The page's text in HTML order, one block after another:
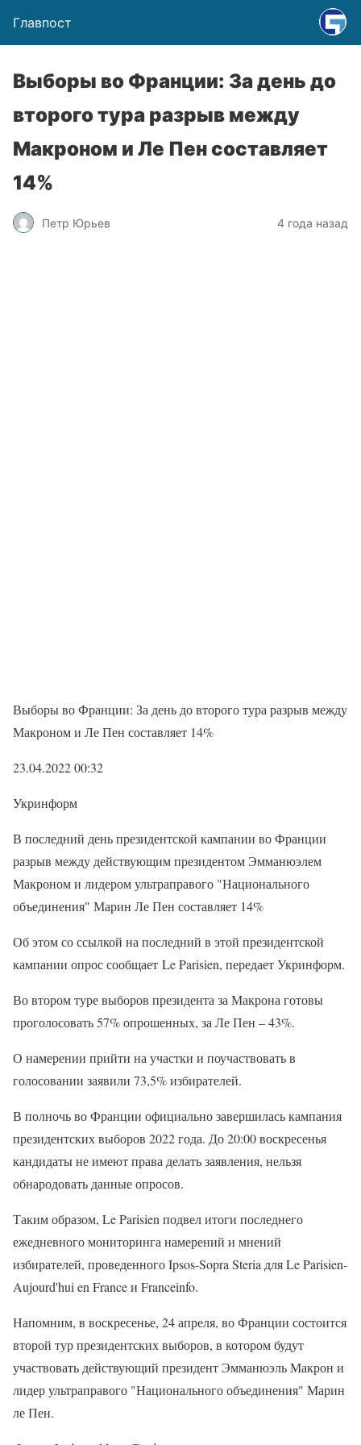
Главпост
Выборы во Франции: За день до
второго тура разрыв между
Макроном и Ле Пен составляет
14%
Петр Юрьев 4 года назад
Выборы во Франции: За день до второго тура разрыв между
Макроном и Ле Пен составляет 14%
23.04.2022 00:32
Укринформ
В последний день президентской кампании во Франции
разрыв между действующим президентом Эмманюэлем
Макроном и лидером ультраправого "Национального
объединения" Марин Ле Пен составляет 14%
Об этом со ссылкой на последний в этой президентской
кампании опрос сообщает Le Parisien, передает Укринформ.
Во втором туре выборов президента за Макрона готовы
проголосовать 57% опрошенных, за Ле Пен – 43%.
О намерении прийти на участки и поучаствовать в
голосовании заявили 73,5% избирателей.
В полночь во Франции официально завершилась кампания
президентских выборов 2022 года. До 20:00 воскресенья
кандидаты не имеют права делать заявления, нельзя
обнародовать данные опросов.
Таким образом, Le Parisien подвел итоги последнего
ежедневного мониторинга намерений и мнений
избирателей, проведенного Ipsos-Sopra Steria для Le Parisien-
Aujourd'hui en France и Franceinfo.
Напомним, в воскресенье, 24 апреля, во Франции состоится
второй тур президентских выборов, в котором будут
участвовать действующий президент Эмманюэль Макрон и
лидер ультраправого "Национального объединения" Марин
ле Пен.